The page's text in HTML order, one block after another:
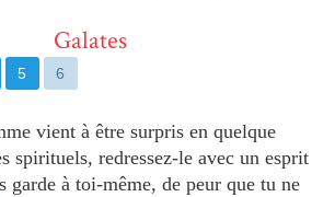
Galates
5 6
vient à être surpris en quelque
spirituels, redressez-le avec un esprit
garde à toi-même, de peur que tu ne